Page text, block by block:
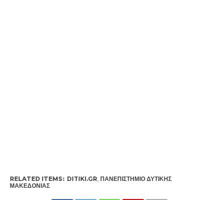
RELATED ITEMS: DITIKI.GR ΠΑΝΕΠΙΣΤΉΜΙΟ ΔΥΤΙΚΉΣ
ΜΑΚΕΔΟΝΊΑΣ